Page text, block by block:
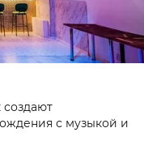
с музыкой и